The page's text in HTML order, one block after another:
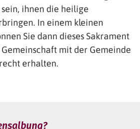
ihnen die heilige
In einem kleinen
Sie dann dieses Sakrament
mit der Gemeinde
erhalten.